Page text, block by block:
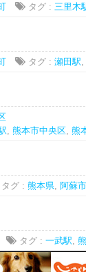
タグ : 三里木
タグ : 瀬田駅
熊本市中央区 熊
グ : 熊本県, 阿蘇市
タグ : 一武駅